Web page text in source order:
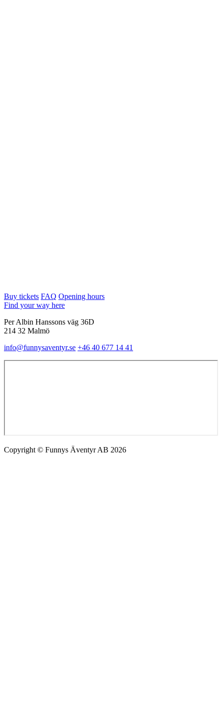
Buy tickets FAQ Opening hours
Find your way here
Per Albin Hanssons väg 36D
214 32 Malmö
info@funnysaventyr.se +46 40 677 14 41
Copyright © Funnys Äventyr AB 2026